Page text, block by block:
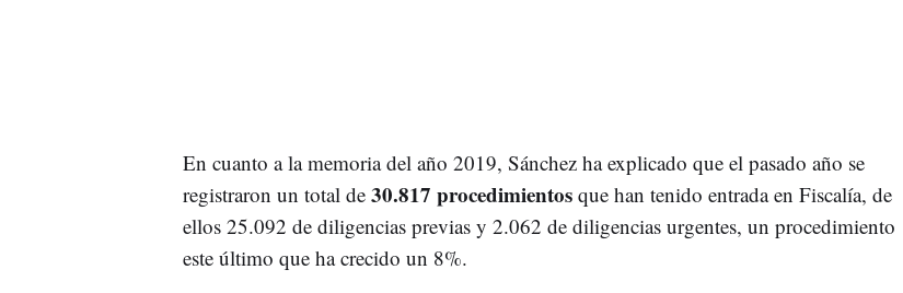
En cuanto a la memoria del año 2019, Sánchez ha explicado que el pasado año se
registraron un total de 30.817 procedimientos que han tenido entrada en Fiscalía, de
ellos 25.092 de diligencias previas y 2.062 de diligencias urgentes, un procedimiento
este último que ha crecido un 8%.